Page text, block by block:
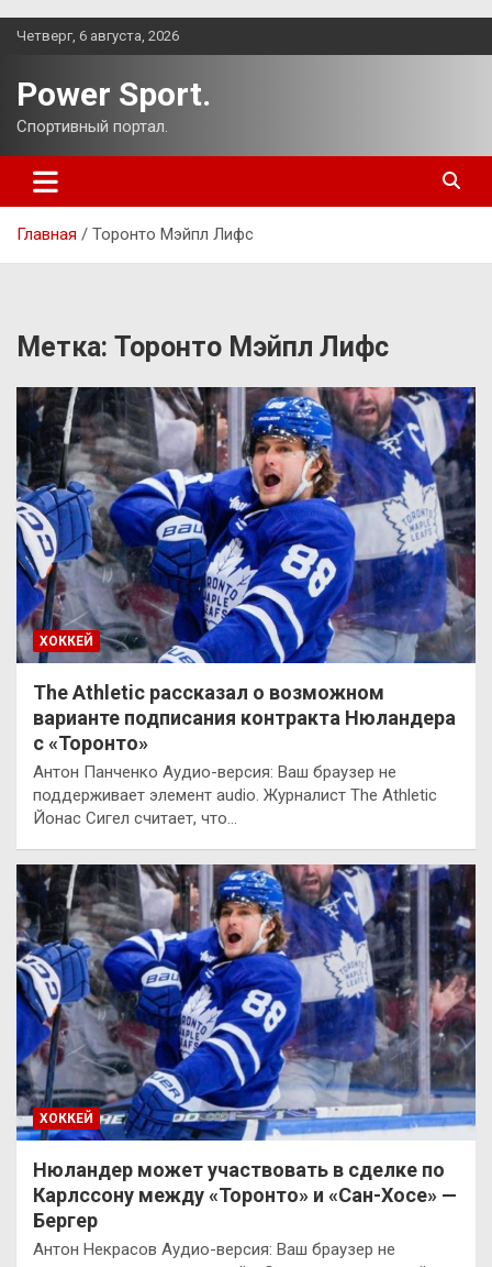
Перейти
Четверг, 6 августа, 2026
Power Sport.
Спортивный портал.
Главная Торонто Мэйпл Лифс
Метка: Торонто Мэйпл Лифс
ХОККЕЙ
The Athletic рассказал о возможном
варианте подписания контракта Нюландера
с «Торонто»
Антон Панченко Аудио-версия: Ваш браузер не
поддерживает элемент audio. Журналист The Athletic
Йонас Сигел считает, что…
ХОККЕЙ
Нюландер может участвовать в сделке по
Карлссону между «Торонто» и «Сан-Хосе» —
Бергер
Антон Некрасов Аудио-версия: Ваш браузер не